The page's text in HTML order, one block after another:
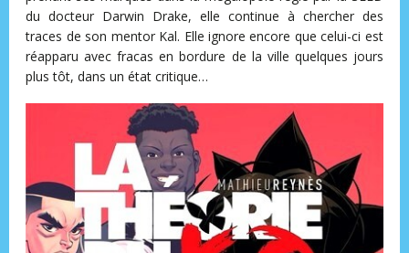
du docteur Darwin Drake, elle continue à chercher des
traces de son mentor Kal. Elle ignore encore que celui-ci est
réapparu avec fracas en bordure de la ville quelques jours
plus tôt, dans un état critique…